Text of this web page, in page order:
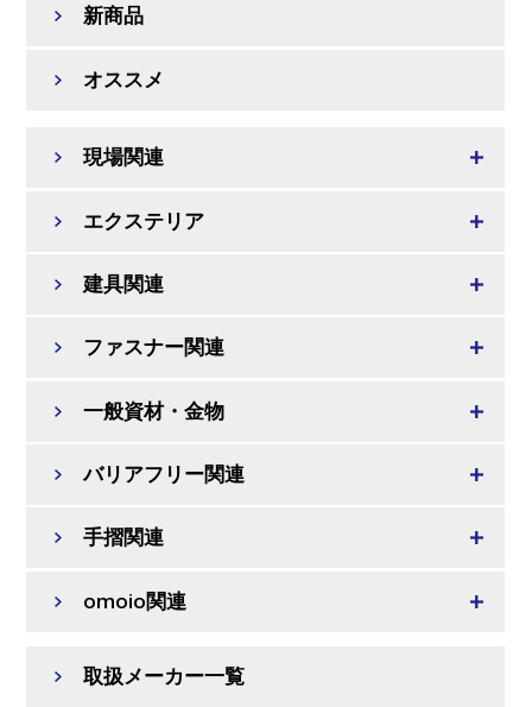
新商品
オススメ
現場関連
エクステリア
建具関連
ファスナー関連
一般資材・金物
バリアフリー関連
手摺関連
omoio関連
取扱メーカー一覧